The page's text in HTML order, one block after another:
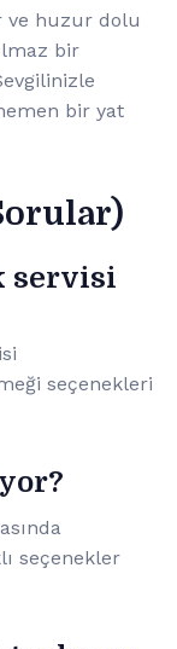
ve huzur dolu
bir
bir yat
servisi
seçenekleri
seçenekler